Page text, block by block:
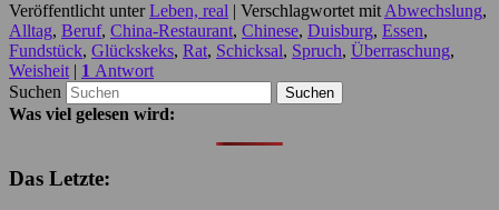
Veröffentlicht unter Leben, real | Verschlagwortet mit Abwechslung,
Alltag, Beruf, China-Restaurant, Chinese, Duisburg, Essen,
Fundstück, Glückskeks, Rat, Schicksal, Spruch, Überraschung,
Weisheit | 1 Antwort
Suchen
Was viel gelesen wird:
Das Letzte: